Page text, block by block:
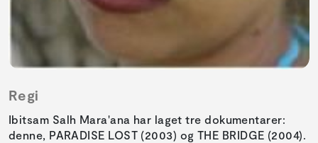
Regi
Ibitsam Salh Mara'ana har laget tre dokumentarer:
denne, PARADISE LOST (2003) og THE BRIDGE (2004).